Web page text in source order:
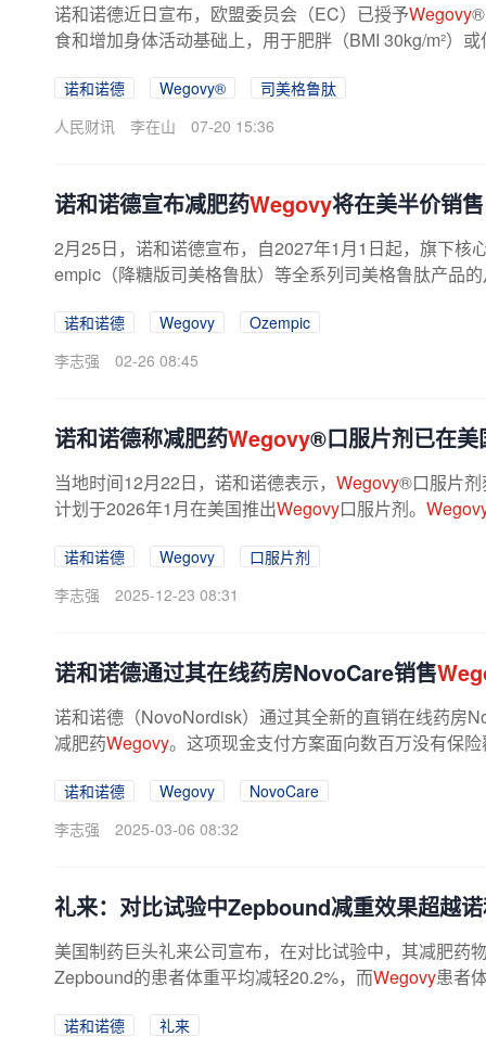
诺和诺德近日宣布，欧盟委员会（EC）已授予Wegovy®
食和增加身体活动基础上，用于肥胖（BMI 30kg/m²）
诺和诺德 Wegovy®
司美格鲁肽
人民财讯
李在山 07-20 15:36
诺和诺德宣布减肥药Wegovy将在美半价销售
2月25日，诺和诺德宣布，自2027年1月1日起，旗下核
empic（降糖版司美格鲁肽）等全系列司美格鲁肽产品
诺和诺德 Wegovy
Ozempic
李志强
02-26 08:45
诺和诺德称减肥药Wegovy®口服片剂已在美
当地时间12月22日，诺和诺德表示， Wegovy®口服片剂
计划于2026年1月在美国推出Wegovy口服片剂。
诺和诺德 Wegovy
口服片剂
李志强
2025-12-23 08:31
诺和诺德通过其在线药房NovoCare销售
诺和诺德（NovoNordisk）通过其全新的直销在线药房
减肥药Wegovy。这项现金支付方案面向数百万没有保
诺和诺德 Wegovy
NovoCare
李志强
2025-03-06 08:32
礼来：对比试验中Zepbound减重效果超越
美国制药巨头礼来公司宣布，在对比试验中，其减肥药
Zepbound的患者体重平均减轻20.2%，而Wegovy患者
诺和诺德
礼来